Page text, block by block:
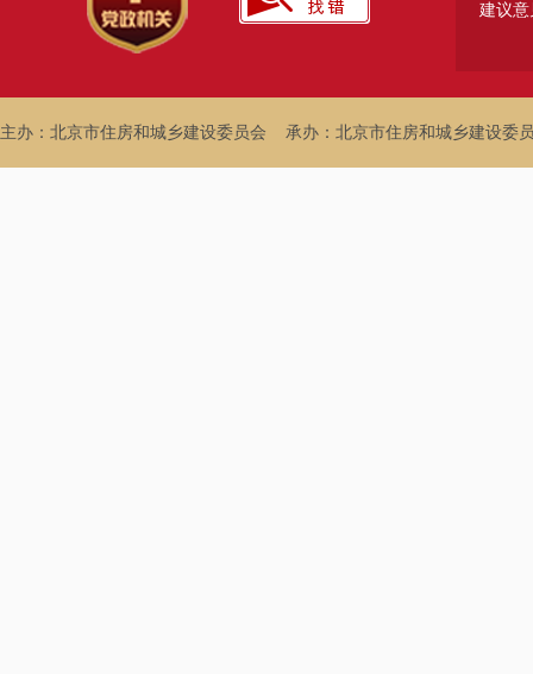
建议意
主办：北京市住房和城乡建设委员会 承办：北京市住房和城乡建设委